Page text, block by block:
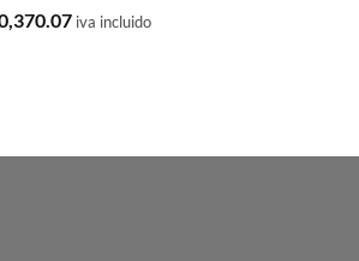
Rango
iva incluido